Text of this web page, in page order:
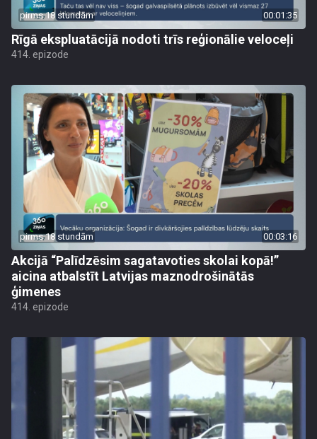
pirms 18 stundām 00:01:35
Rīgā ekspluatācijā nodoti trīs reģionālie veloceļi
414. epizode
pirms 18 stundām 00:03:16
Akcijā “Palīdzēsim sagatavoties skolai kopā!”
aicina atbalstīt Latvijas maznodrošinātās
ģimenes
414. epizode